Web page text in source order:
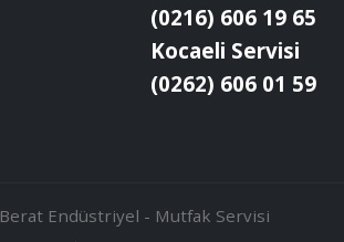
(0216) 606 19 65
Kocaeli Servisi
(0262) 606 01 59
Berat Endüstriyel - Mutfak Servisi